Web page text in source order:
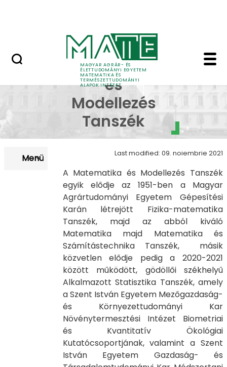
MAGYAR AGRÁR- ÉS
ÉLETTUDOMÁNYI EGYETEM
MATEMATIKA ÉS
TERMÉSZETTUDOMÁNYI
ALAPOK INTÉZET
Bemutatkozás - Mat
Matematika
és
Modellezés
Tanszék
Menü Last modified: 09. noiembrie 2021
A Matematika és Modellezés Tanszék
egyik elődje az 1951-ben a Magyar
Agrártudományi Egyetem Gépesítési
Karán létrejött Fizika-matematika
Tanszék, majd az abból kiváló
Matematika majd Matematika és
Számítástechnika Tanszék, másik
közvetlen elődje pedig a 2020-2021
között működött, gödöllői székhelyű
Alkalmazott Statisztika Tanszék, amely
a Szent István Egyetem Mezőgazdaság-
és Környezettudományi Kar
Növénytermesztési Intézet Biometriai
és Kvantitatív Ökológiai
Kutatócsoportjának, valamint a Szent
István Egyetem Gazdaság- és